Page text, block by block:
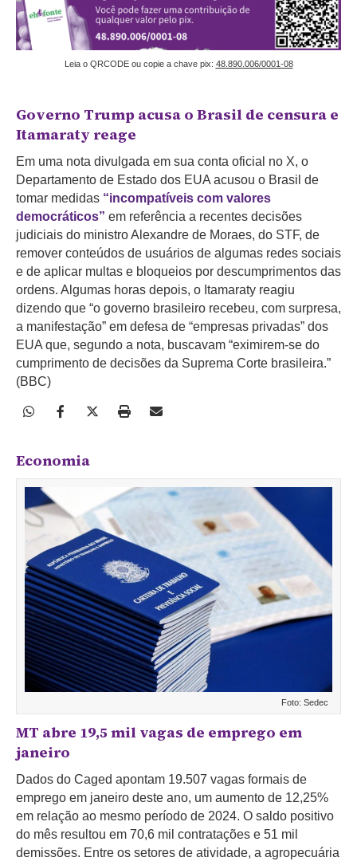
Leia o QRCODE ou copie a chave pix: 48.890.006/0001-08
Governo Trump acusa o Brasil de censura e
Itamaraty reage
Em uma nota divulgada em sua conta oficial no X, o
Departamento de Estado dos EUA acusou o Brasil de
tomar medidas “incompatíveis com valores
democráticos” em referência a recentes decisões
judiciais do ministro Alexandre de Moraes, do STF, de
remover conteúdos de usuários de algumas redes sociais
e de aplicar multas e bloqueios por descumprimentos das
ordens. Algumas horas depois, o Itamaraty reagiu
dizendo que “o governo brasileiro recebeu, com surpresa,
a manifestação” em defesa de “empresas privadas” dos
EUA que, segundo a nota, buscavam “eximirem-se do
cumprimento de decisões da Suprema Corte brasileira.”
(BBC)
Economia
Foto: Sedec
MT abre 19,5 mil vagas de emprego em
janeiro
Dados do Caged apontam 19.507 vagas formais de
emprego em janeiro deste ano, um aumento de 12,25%
em relação ao mesmo período de 2024. O saldo positivo
do mês resultou em 70,6 mil contratações e 51 mil
demissões. Entre os setores de atividade, a agropecuária